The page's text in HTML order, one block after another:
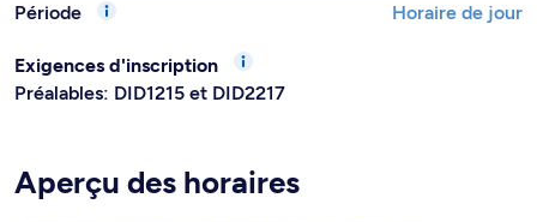
Période
Horaire de jour
Exigences d'inscription
Préalables: DID1215 et DID2217
Aperçu des horaires